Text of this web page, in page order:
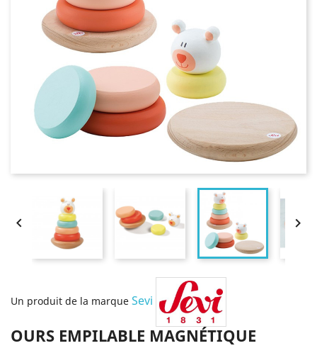
 
Un produit de la marque Sevi
OURS EMPILABLE MAGNÉTIQUE